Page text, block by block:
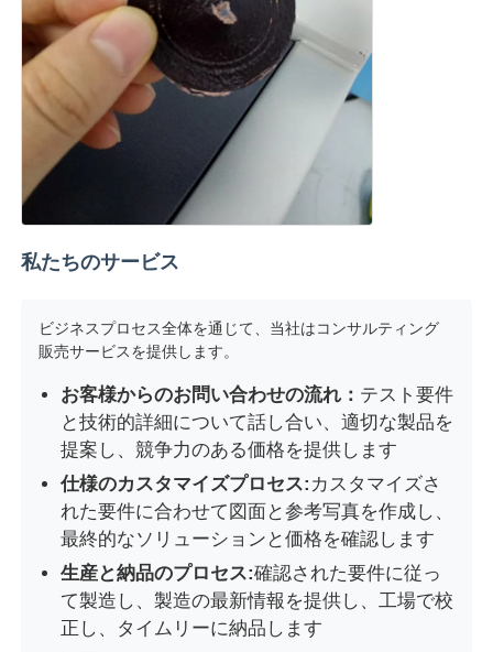
私たちのサービス
ビジネスプロセス全体を通じて、当社はコンサルティング
販売サービスを提供します。
お客様からのお問い合わせの流れ： テスト要件
と技術的詳細について話し合い、適切な製品を
提案し、競争力のある価格を提供します
仕様のカスタマイズプロセス: カスタマイズさ
れた要件に合わせて図面と参考写真を作成し、
最終的なソリューションと価格を確認します
生産と納品のプロセス:確認された要件に従っ
て製造し、製造の最新情報を提供し、工場で校
正し、タイムリーに納品します